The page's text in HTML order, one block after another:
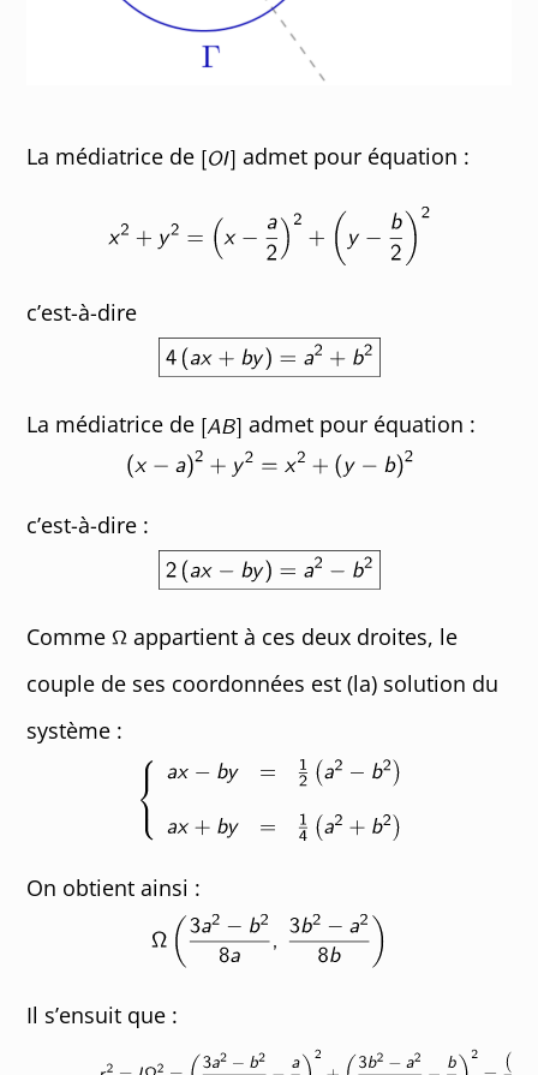
La médiatrice de admet pour équation :
c’est-à-dire
La médiatrice de admet pour équation :
c’est-à-dire :
Comme
appartient à ces deux droites, le
couple de ses coordonnées est (la) solution du
système :
On obtient ainsi :
Il s’ensuit que :